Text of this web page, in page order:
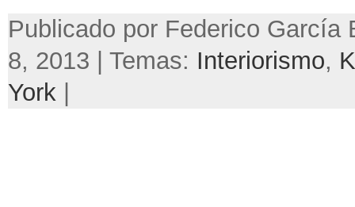
Publicado por Federico García
8, 2013 | Temas: Interiorismo,
York